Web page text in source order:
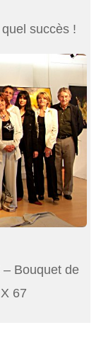
succès !
– Bouquet de
67